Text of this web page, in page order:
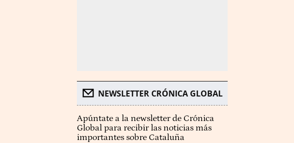
NEWSLETTER CRÓNICA GLOBAL
Apúntate a la newsletter de Crónica
Global para recibir las noticias más
importantes sobre Cataluña